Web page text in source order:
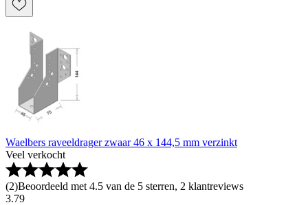
Waelbers raveeldrager zwaar 46 x 144,5 mm verzinkt
Veel verkocht
(2)Beoordeeld met 4.5 van de 5 sterren, 2 klantreviews
3.79